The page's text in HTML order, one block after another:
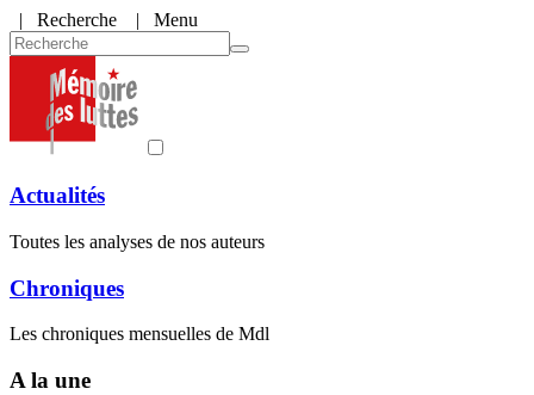
| Recherche | Menu
Actualités
Toutes les analyses de nos auteurs
Chroniques
Les chroniques mensuelles de Mdl
A la une